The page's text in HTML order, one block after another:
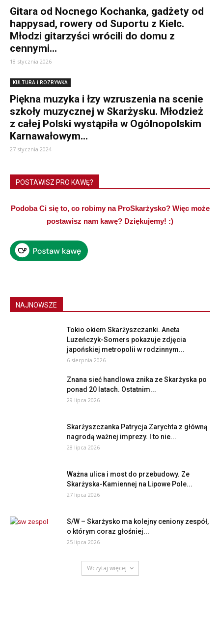
Gitara od Nocnego Kochanka, gadżety od
happysad, rowery od Suportu z Kielc.
Młodzi gitarzyści wrócili do domu z
cennymi...
18 stycznia 2026
KULTURA i ROZRYWKA
Piękna muzyka i łzy wzruszenia na scenie
szkoły muzycznej w Skarżysku. Młodzież
z całej Polski wystąpiła w Ogólnopolskim
Karnawałowym...
27 stycznia 2024
POSTAWISZ PRO KAWĘ?
Podoba Ci się to, co robimy na ProSkarżysko? Więc może
postawisz nam kawę? Dziękujemy! :)
NAJNOWSZE
Tokio okiem Skarżyszczanki. Aneta
Luzeńczyk-Somers pokazuje zdjęcia
japońskiej metropolii w rodzinnym...
6 sierpnia 2026
Znana sieć handlowa znika ze Skarżyska po
ponad 20 latach. Ostatnim...
29 lipca 2026
Skarżyszczanka Patrycja Zarychta z główną
nagrodą ważnej imprezy. I to nie...
28 lipca 2026
Ważna ulica i most do przebudowy. Ze
Skarżyska-Kamiennej na Lipowe Pole...
27 lipca 2026
S/W – Skarżysko ma kolejny ceniony zespół,
o którym coraz głośniej...
25 lipca 2026
Wczytaj więcej